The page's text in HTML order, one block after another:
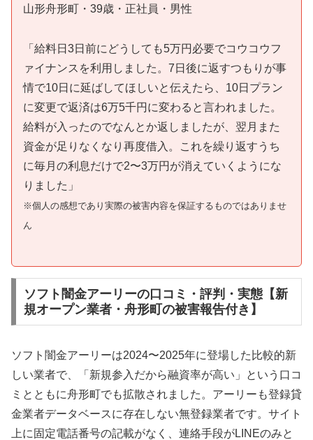
山形舟形町・39歳・正社員・男性
「給料日3日前にどうしても5万円必要でコウコウフ
ァイナンスを利用しました。7日後に返すつもりが事
情で10日に延ばしてほしいと伝えたら、10日プラン
に変更で返済は6万5千円に変わると言われました。
給料が入ったのでなんとか返しましたが、翌月また
資金が足りなくなり再度借入。これを繰り返すうち
に毎月の利息だけで2〜3万円が消えていくようにな
りました」
※個人の感想であり実際の被害内容を保証するものではありませ
ん
ソフト闇金アーリーの口コミ・評判・実態【新
規オープン業者・舟形町の被害報告付き】
ソフト闇金アーリーは2024〜2025年に登場した比較的新
しい業者で、「新規参入だから融資率が高い」という口コ
ミとともに舟形町でも拡散されました。アーリーも登録貸
金業者データベースに存在しない無登録業者です。サイト
上に固定電話番号の記載がなく、連絡手段がLINEのみと